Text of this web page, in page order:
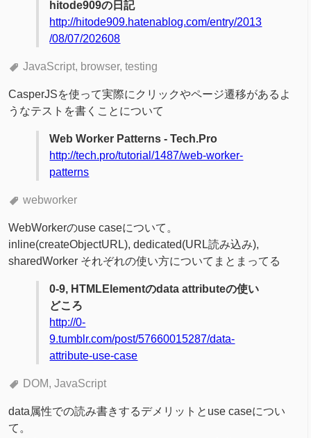
hitode909の日記
http://hitode909.hatenablog.com/entry/2013
/08/07/202608
JavaScript browser testing
CasperJSを使って実際にクリックやページ遷移があるよ
うなテストを書くことについて
Web Worker Patterns - Tech.Pro
http://tech.pro/tutorial/1487/web-worker-
patterns
webworker
WebWorkerのuse caseについて。
inline(createObjectURL), dedicated(URL読み込み),
sharedWorker それぞれの使い方についてまとまってる
0-9, HTMLElementのdata attributeの使い
どころ
http://0-
9.tumblr.com/post/57660015287/data-
attribute-use-case
DOM JavaScript
data属性での読み書きするデメリットとuse caseについ
て。